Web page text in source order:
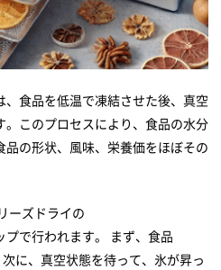
食品を低温で凍結させた後、真空
このプロセスにより、食品の水分
の形状、風味、栄養価をほぼその
ーズドライの
で行われます。 まず、食品
に、真空状態を待って、氷が昇っ